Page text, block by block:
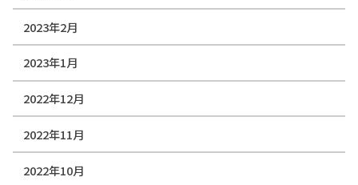
2023年2月
2023年1月
2022年12月
2022年11月
2022年10月